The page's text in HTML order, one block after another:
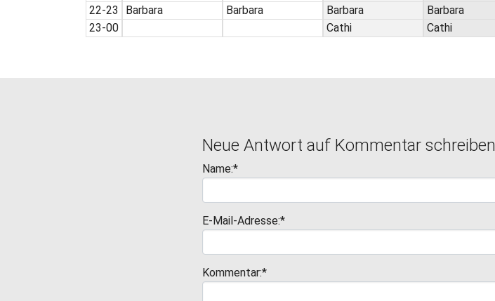
22-23
23-00
Barbara Barbara
Barbara
Cathi
Barbara
Cathi
Neue Antwort auf Kommentar schreiben
Name:*
E-Mail-Adresse:*
Kommentar:*